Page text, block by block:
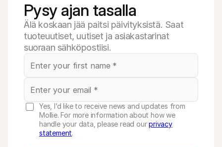
Pysy ajan tasalla
Älä koskaan jää paitsi päivityksistä. Saat
tuoteuutiset, uutiset ja asiakastarinat
suoraan sähköpostiisi.
Yes, I’d like to receive news and updates from
Mollie. For more information about how we
handle your data, please read ourprivacy
statement.